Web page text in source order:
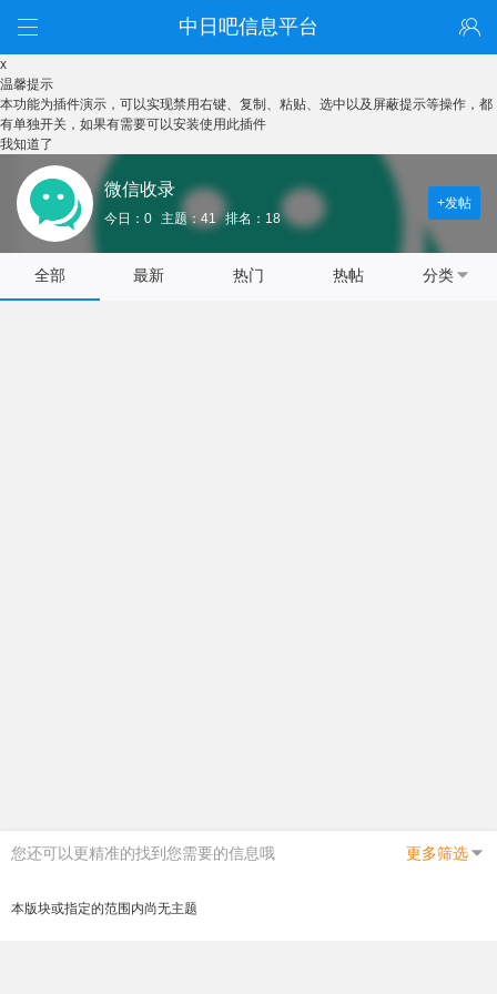
中日吧信息平台
x
温馨提示
本功能为插件演示，可以实现禁用右键、复制、粘贴、选中以及屏蔽提示等操作，都
有单独开关，如果有需要可以安装使用此插件
我知道了
微信收录
今日：0 主题：41 排名：18
+发帖
全部 最新 热门 热帖 分类
您还可以更精准的找到您需要的信息哦 更多筛选
本版块或指定的范围内尚无主题